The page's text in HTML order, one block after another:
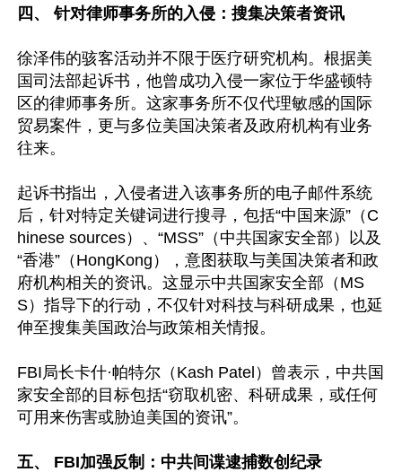
四、 针对律师事务所的入侵：搜集决策者资讯
徐泽伟的骇客活动并不限于医疗研究机构。根据美
国司法部起诉书，他曾成功入侵一家位于华盛顿特
区的律师事务所。这家事务所不仅代理敏感的国际
贸易案件，更与多位美国决策者及政府机构有业务
往来。
起诉书指出，入侵者进入该事务所的电子邮件系统
后，针对特定关键词进行搜寻，包括“中国来源”（C
hinese sources）、“MSS”（中共国家安全部）以及
“香港”（HongKong），意图获取与美国决策者和政
府机构相关的资讯。这显示中共国家安全部（MS
S）指导下的行动，不仅针对科技与科研成果，也延
伸至搜集美国政治与政策相关情报。
FBI局长卡什·帕特尔（Kash Patel）曾表示，中共国
家安全部的目标包括“窃取机密、科研成果，或任何
可用来伤害或胁迫美国的资讯”。
五、 FBI加强反制：中共间谍逮捕数创纪录